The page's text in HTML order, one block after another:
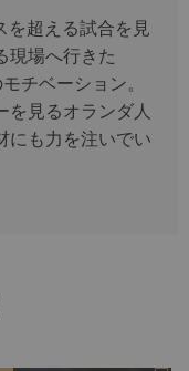
を超える試合を見
現場へ行きた
チベーション。
を見るオランダ人
にも力を注いでい